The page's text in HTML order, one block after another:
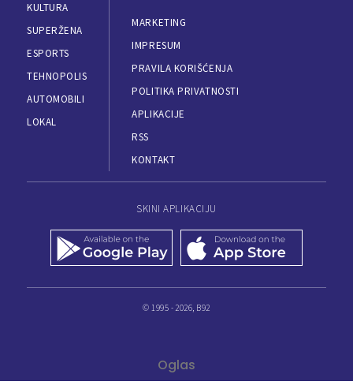
KULTURA
SUPERŽENA
ESPORTS
TEHNOPOLIS
AUTOMOBILI
LOKAL
MARKETING
IMPRESUM
PRAVILA KORIŠĆENJA
POLITIKA PRIVATNOSTI
APLIKACIJE
RSS
KONTAKT
SKINI APLIKACIJU
© 1995 - 2026, B92